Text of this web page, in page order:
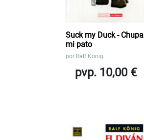
Suck my Duck - Chupa
mi pato
por Ralf König
pvp. 10,00 €